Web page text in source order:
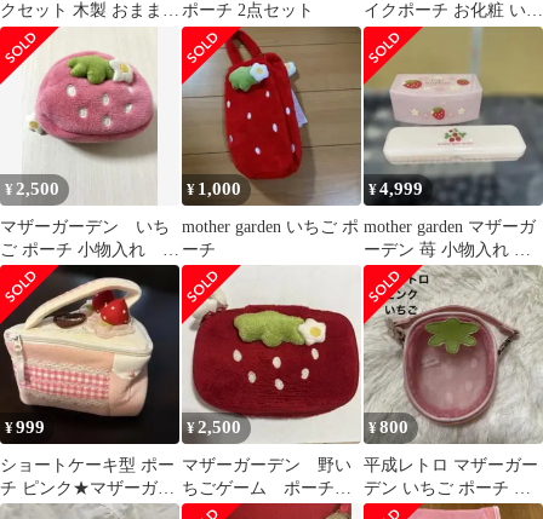
クセット 木製 おままご
と 野いちご コスメメイ
クセット
ポーチ 2点セット
イクポーチ お化粧 いち
ご柄
¥ 2,500
マザーガーデン いち
ご ポーチ 小物入れ ピ
ンク
¥ 1,000
mother garden いちご ポ
ーチ
¥4,999
mother garden マザーガ
ーデン 苺 小物入れ 鏡
付き
¥999
ショートケーキ型 ポー
チ ピンク★マザーガー
デン
¥2,500
マザーガーデン 野い
ちごゲーム ポーチ
赤 希少
¥800
平成レトロ マザーガー
デン いちご ポーチ ピ
ンク